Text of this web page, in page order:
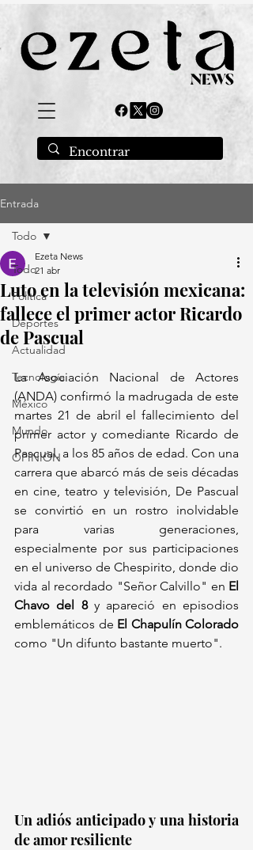
Entrada
Todo
Política
Deportes
Actualidad
Tecnología
México
Mundo
OPINIÓN
Todo
Luto en la televisión mexicana:
fallece el primer actor Ricardo
de Pascual
Ezeta News
21 abr
La Asociación Nacional de Actores
(ANDA) confirmó la madrugada de este
martes 21 de abril el fallecimiento del
primer actor y comediante Ricardo de
Pascual, a los 85 años de edad. Con una
carrera que abarcó más de seis décadas
en cine, teatro y televisión, De Pascual
se convirtió en un rostro inolvidable
para varias generaciones,
especialmente por sus participaciones
en el universo de Chespirito, donde dio
vida al recordado "Señor Calvillo" en El
Chavo del 8 y apareció en episodios
emblemáticos de El Chapulín Colorado
como "Un difunto bastante muerto".
Un adiós anticipado y una historia
de amor resiliente